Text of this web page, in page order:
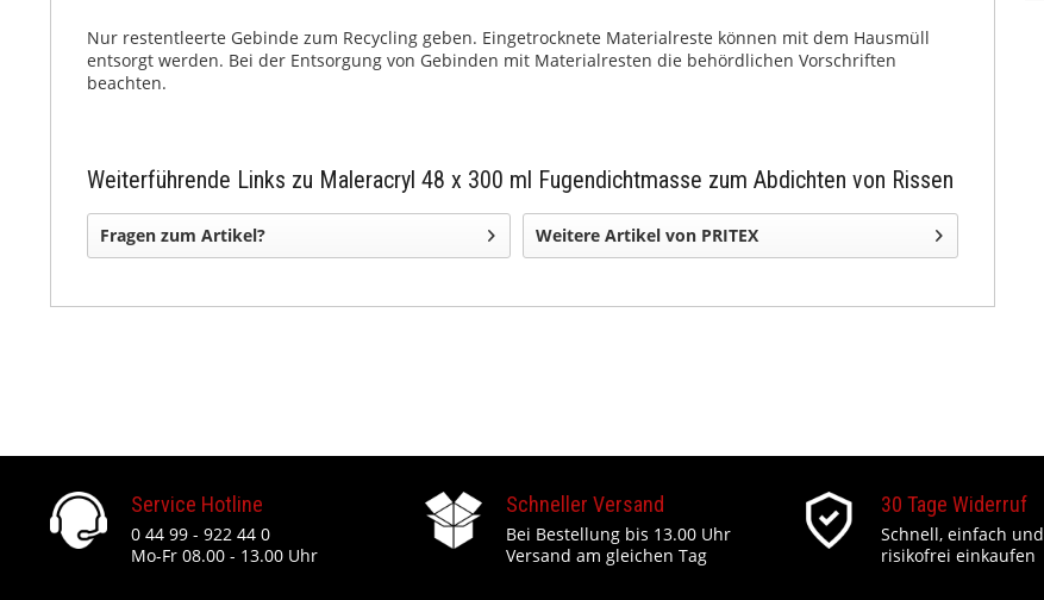
Nur restentleerte Gebinde zum Recycling geben. Eingetrocknete Materialreste können mit dem Hausmüll
entsorgt werden. Bei der Entsorgung von Gebinden mit Materialresten die behördlichen Vorschriften
beachten.
Weiterführende Links zu Maleracryl 48 x 300 ml Fugendichtmasse zum Abdichten von Rissen
Fragen zum Artikel? Weitere Artikel von PRITEX
Service Hotline
0 44 99 - 922 44 0
Mo-Fr 08.00 - 13.00 Uhr
Schneller Versand
Bei Bestellung bis 13.00 Uhr
Versand am gleichen Tag
30 Tage Widerruf
Schnell, einfach und
risikofrei einkaufen